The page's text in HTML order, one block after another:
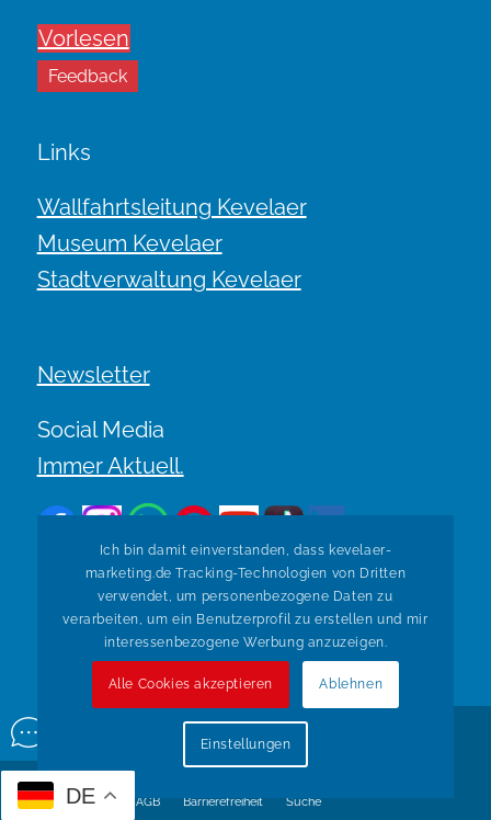
Vorlesen
Feedback
Links
Wallfahrtsleitung Kevelaer
Museum Kevelaer
Stadtverwaltung Kevelaer
Newsletter
Social Media
Immer Aktuell.
Zurück zur Übersicht
© Copyright Kevelaer Marketing. Realisiert durch
Versandarten
AGB Barrierefreiheit Suche
Ich bin damit einverstanden, dass kevelaer-
marketing.de Tracking-Technologien von Dritten
verwendet, um personenbezogene Daten zu
verarbeiten, um ein Benutzerprofil zu erstellen und mir
interessenbezogene Werbung anzuzeigen.
Alle Cookies akzeptieren Ablehnen
Einstellungen
DE